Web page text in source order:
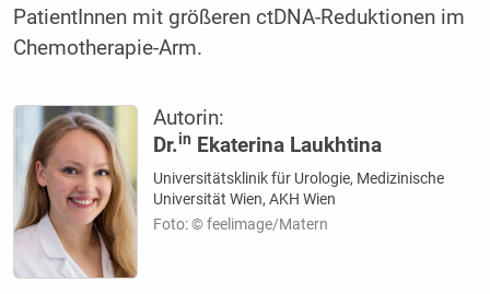
PatientInnen mit größeren ctDNA-Reduktionen im
Chemotherapie-Arm.
Autorin:
Dr.in Ekaterina Laukhtina
Universitätsklinik für Urologie, Medizinische
Universität Wien, AKH Wien
Foto: © feelimage/Matern